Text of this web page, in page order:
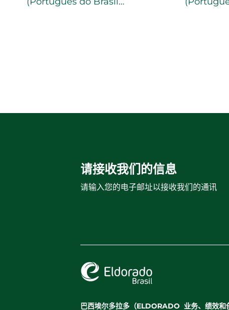
请接收我们的信息
请输入您的电子邮址以接收我们的通讯
巴西埃尔多拉多（ELDORADO 业务、绩效和